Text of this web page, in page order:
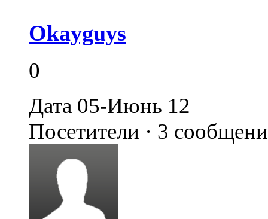
Okayguys
0
Дата 05-Июнь 12
Посетители · 3